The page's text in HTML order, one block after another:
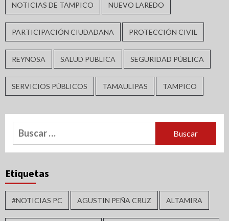
NOTICIAS DE TAMPICO NUEVO LAREDO
PARTICIPACIÓN CIUDADANA PROTECCIÓN CIVIL
REYNOSA SALUD PUBLICA SEGURIDAD PÚBLICA
SERVICIOS PÚBLICOS TAMAULIPAS TAMPICO
Buscar:
Etiquetas
#NOTICIAS PC AGUSTIN PEÑA CRUZ ALTAMIRA